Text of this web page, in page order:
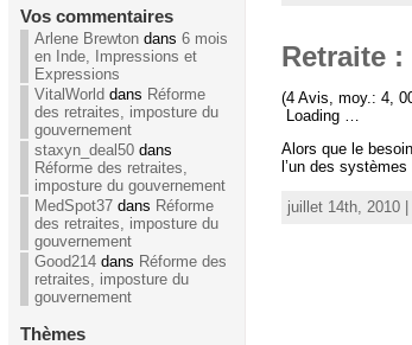
Vos commentaires
Arlene Brewtondans 6 mois
en Inde, Impressions et
Expressions
VitalWorld dans Réforme
des retraites, imposture du
gouvernement
staxyn_deal50dans
Réforme des retraites,
imposture du gouvernement
MedSpot37dans Réforme
des retraites, imposture du
gouvernement
Good214dans Réforme des
retraites, imposture du
gouvernement
Thèmes
Retraite
(4 Avis, moy.: 4,
Loading …
Alors que le
l’un des
juillet 14th, 2010 |